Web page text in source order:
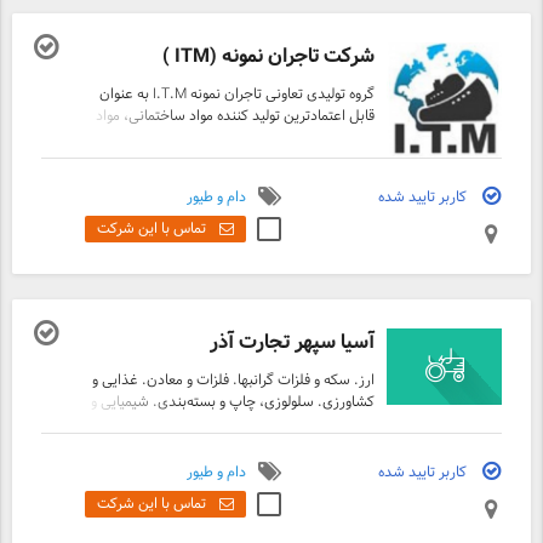
شرکت تاجران نمونه (ITM )
گروه تولیدی تعاونی تاجران نمونه I.T.M به عنوان
قابل اعتمادترین تولید کننده مواد ساختمانی، مواد
برانگیزترین برند در حلقه ی اول تعاونی های تولیدی،
با ایجاد و کسب بالاترین سطح اعتماد و اطمینان
برای مشتریان خود آرامش خاطر را فراهم می نماید.
کاربر تایید شده
دام و طیور
تماس با این شرکت
آسیا سپهر تجارت آذر
ارز. سکه و فلزات گرانبها. فلزات و معادن. غذایی و
کشاورزی. سلولوزی، چاپ و بسته‌بندی. شیمیایی و
کاربر تایید شده
دام و طیور
تماس با این شرکت